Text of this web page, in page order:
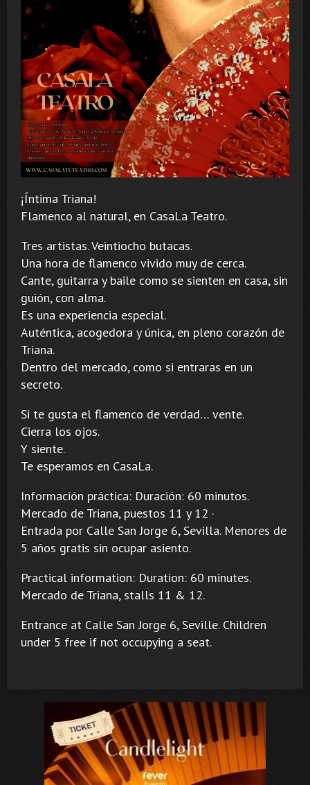
¡Íntima Triana!
Flamenco al natural, en CasaLa Teatro.
Tres artistas. Veintiocho butacas.
Una hora de flamenco vivido muy de cerca.
Cante, guitarra y baile como se sienten en casa, sin
guión, con alma.
Es una experiencia especial.
Auténtica, acogedora y única, en pleno corazón de
Triana.
Dentro del mercado, como si entraras en un
secreto.
Si te gusta el flamenco de verdad… vente.
Cierra los ojos.
Y siente.
Te esperamos en CasaLa.
Información práctica: Duración: 60 minutos.
Mercado de Triana, puestos 11 y 12 ·
Entrada por Calle San Jorge 6, Sevilla. Menores de
5 años gratis sin ocupar asiento.
Practical information: Duration: 60 minutes.
Mercado de Triana, stalls 11 & 12.
Entrance at Calle San Jorge 6, Seville. Children
under 5 free if not occupying a seat.